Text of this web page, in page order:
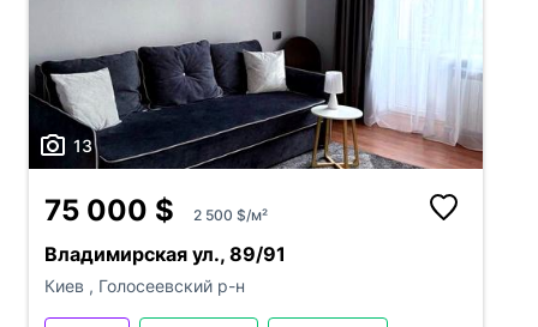
13
75 000 $ 2 500 $/м²
Владимирская ул., 89/91
Киев , Голосеевский р-н